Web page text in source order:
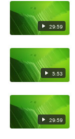
29:59
5:53
29:59